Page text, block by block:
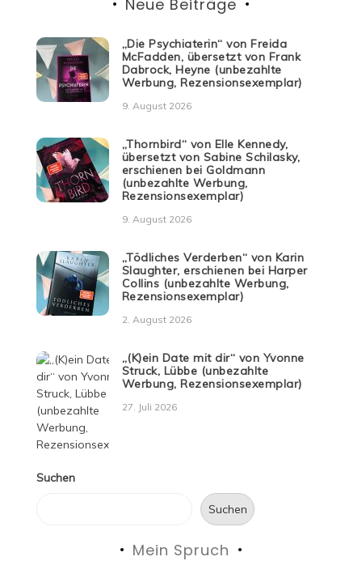
Neue Beiträge
„Die Psychiaterin“ von Freida
McFadden, übersetzt von Frank
Dabrock, Heyne (unbezahlte
Werbung, Rezensionsexemplar)
9. August 2026
„Thornbird“ von Elle Kennedy,
übersetzt von Sabine Schilasky,
erschienen bei Goldmann
(unbezahlte Werbung,
Rezensionsexemplar)
9. August 2026
„Tödliches Verderben“ von Karin
Slaughter, erschienen bei Harper
Collins (unbezahlte Werbung,
Rezensionsexemplar)
2. August 2026
„(K)ein Date mit dir“ von Yvonne
Struck, Lübbe (unbezahlte
Werbung, Rezensionsexemplar)
27. Juli 2026
Suchen
Suchen
Mein Spruch